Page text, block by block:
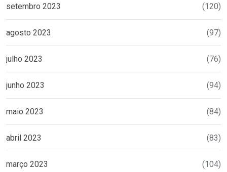
setembro 2023 (120)
agosto 2023 (97)
julho 2023 (76)
junho 2023 (94)
maio 2023 (84)
abril 2023 (83)
março 2023 (104)